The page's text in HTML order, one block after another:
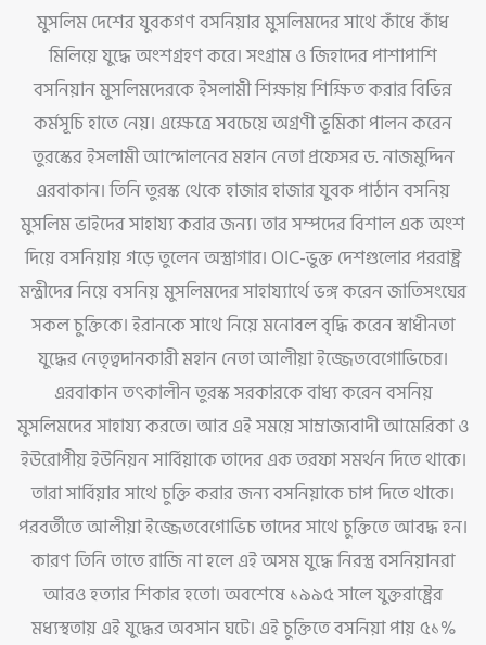
মুসলিম দেশের যুবকগণ বসনিয়ার মুসলিমদের সাথে কাঁধে কাঁধ
মিলিয়ে যুদ্ধে অংশগ্রহণ করে। সংগ্রাম ও জিহাদের পাশাপাশি
বসনিয়ান মুসলিমদেরকে ইসলামী শিক্ষায় শিক্ষিত করার বিভিন্ন
কর্মসূচি হাতে নেয়। এক্ষেত্রে সবচেয়ে অগ্রণী ভূমিকা পালন করেন
তুরস্কের ইসলামী আন্দোলনের মহান নেতা প্রফেসর ড. নাজমুদ্দিন
এরবাকান। তিনি তুরস্ক থেকে হাজার হাজার যুবক পাঠান বসনিয়
মুসলিম ভাইদের সাহায্য করার জন্য। তার সম্পদের বিশাল এক অংশ
দিয়ে বসনিয়ায় গড়ে তুলেন অস্ত্রাগার। OIC-ভুক্ত দেশগুলোর পররাষ্ট্র
মন্ত্রীদের নিয়ে বসনিয় মুসলিমদের সাহায্যার্থে ভঙ্গ করেন জাতিসংঘের
সকল চুক্তিকে। ইরানকে সাথে নিয়ে মনোবল বৃদ্ধি করেন স্বাধীনতা
যুদ্ধের নেতৃত্বদানকারী মহান নেতা আলীয়া ইজ্জেতবেগোভিচের।
এরবাকান তৎকালীন তুরস্ক সরকারকে বাধ্য করেন বসনিয়
মুসলিমদের সাহায্য করতে। আর এই সময়ে সাম্রাজ্যবাদী আমেরিকা ও
ইউরোপীয় ইউনিয়ন সার্বিয়াকে তাদের এক তরফা সমর্থন দিতে থাকে।
তারা সার্বিয়ার সাথে চুক্তি করার জন্য বসনিয়াকে চাপ দিতে থাকে।
পরবর্তীতে আলীয়া ইজ্জেতবেগোভিচ তাদের সাথে চুক্তিতে আবদ্ধ হন।
কারণ তিনি তাতে রাজি না হলে এই অসম যুদ্ধে নিরস্ত্র বসনিয়ানরা
আরও হত্যার শিকার হতো। অবশেষে ১৯৯৫ সালে যুক্তরাষ্ট্রের
মধ্যস্থতায় এই যুদ্ধের অবসান ঘটে। এই চুক্তিতে বসনিয়া পায় ৫১%